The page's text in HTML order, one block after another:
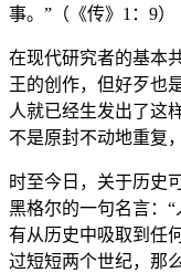
事。”（《传》1：9）
在现代研究者的基本
王的创作，但好歹也
人就已经生发出了这
不是原封不动地重复
时至今日，关于历史
黑格尔的一句名言：
有从历史中吸取到任
过短短两个世纪，那